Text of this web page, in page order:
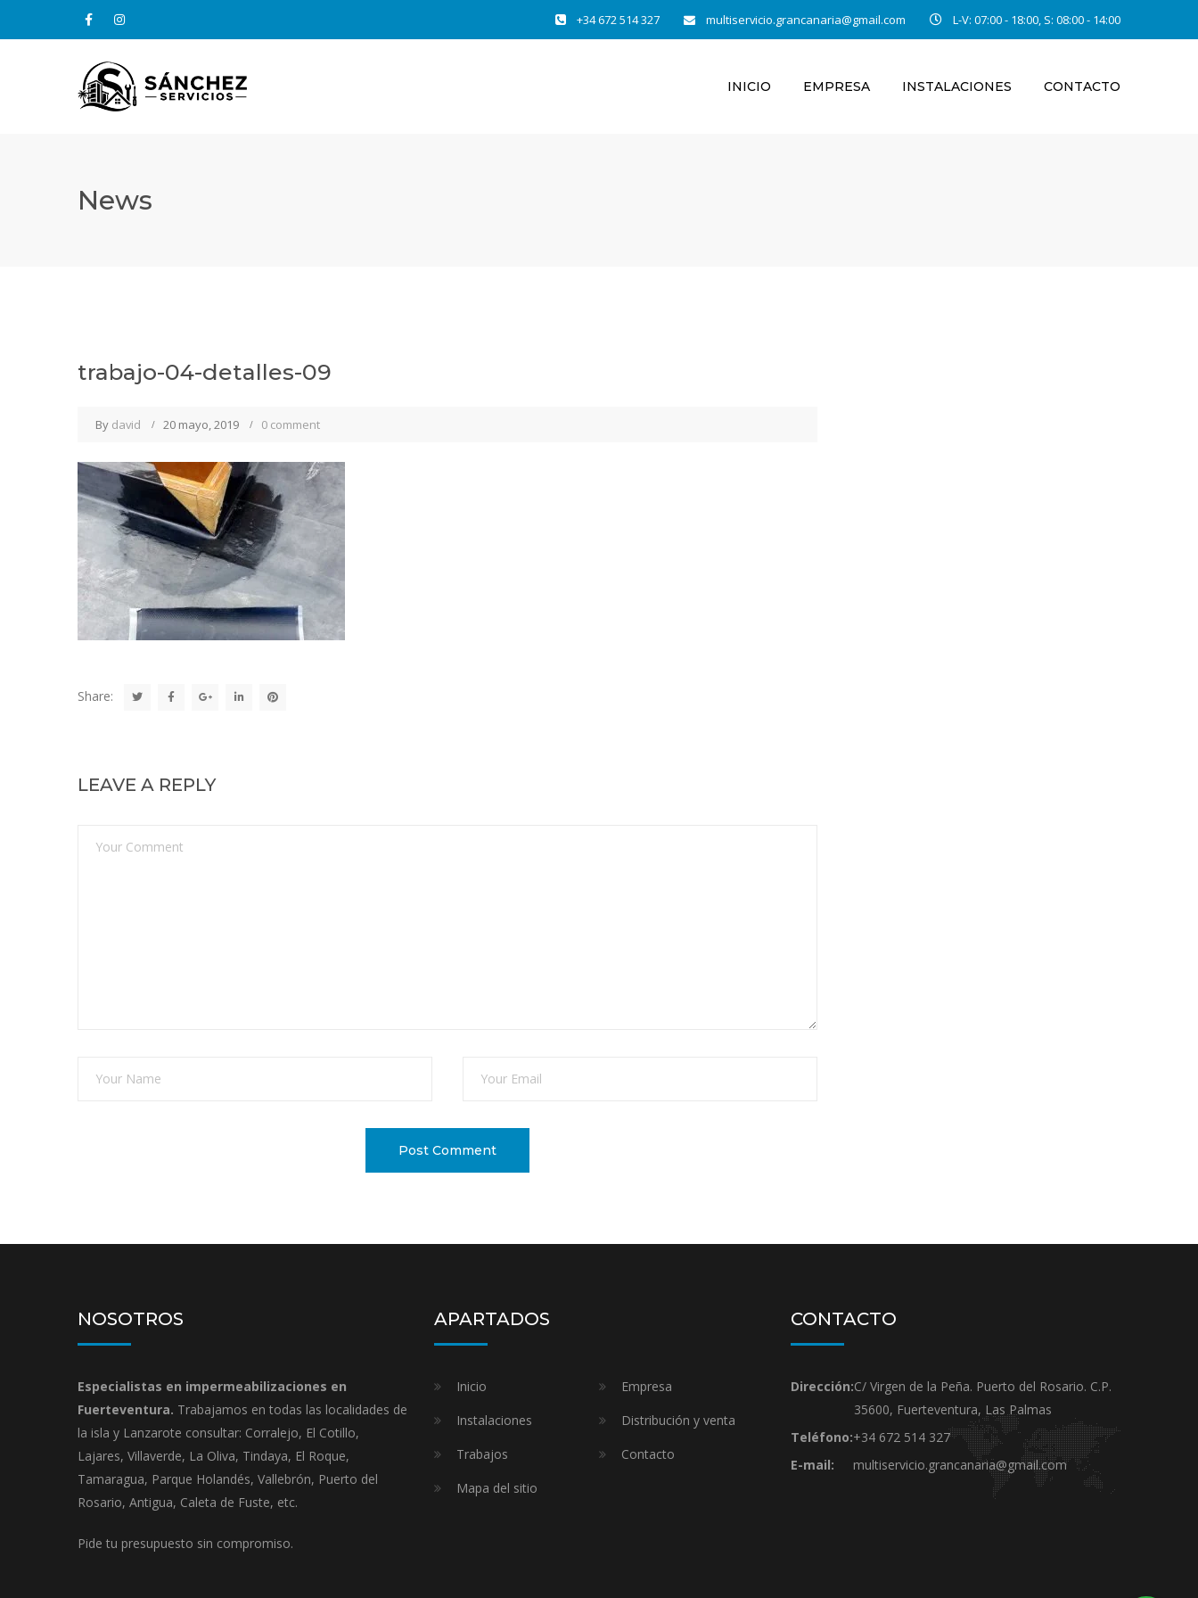
+34 672 514 327 multiservicio.grancanaria@gmail.com L-V: 07:00 - 18:00, S: 08:00 - 14:00
INICIO EMPRESA INSTALACIONES CONTACTO
News
trabajo-04-detalles-09
By david 20 mayo, 2019 0 comment
Share:
LEAVE A REPLY
NOSOTROS
Especialistas en impermeabilizaciones en
Fuerteventura. Trabajamos en todas las localidades de
la isla y Lanzarote consultar: Corralejo, El Cotillo,
Lajares, Villaverde, La Oliva, Tindaya, El Roque,
Tamaragua, Parque Holandés, Vallebrón, Puerto del
Rosario, Antigua, Caleta de Fuste, etc.
Pide tu presupuesto sin compromiso.
APARTADOS
Inicio
Empresa
Instalaciones
Distribución y venta
Trabajos
Contacto
Mapa del sitio
CONTACTO
Dirección:C/ Virgen de la Peña. Puerto del Rosario. C.P.
35600, Fuerteventura, Las Palmas
Teléfono:+34 672 514 327
E-mail:
multiservicio.grancanaria@gmail.com